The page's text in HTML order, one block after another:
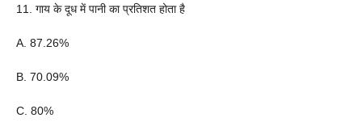
11. गाय के दूध में पानी का प्रतिशत होता है
A. 87.26%
B. 70.09%
C. 80%